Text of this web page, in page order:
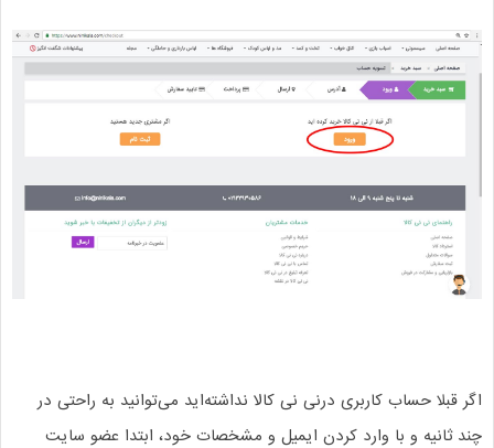
اگر قبلا حساب کاربری درنی نی کالا نداشته‌اید می‌‏‏توانید به راحتی در
چند ثانیه و با وارد کردن ایمیل و مشخصات خود، ابتدا عضو سایت